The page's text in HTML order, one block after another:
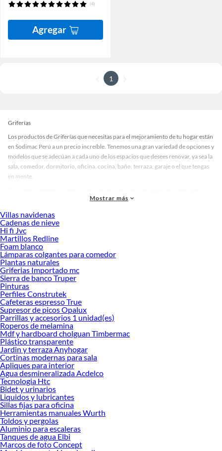
(4)
Agregar
1
Griferías
Los productos de Griferías que necesitas para el mejoramiento de tu hogar están
en Sodimac Perú a un precio increíble. Tenemos una gran variedad de opciones y
modelos que se adecúan a cada uno de los espacios que desees renovar, ya sea la
sala, comedor, dormitorio, oficina, cocina, baño, terraza, garaje o el que tengas
en mente.
medidas, colores y demás características específicas de tu preferencia. Recuerda
proyectos en las mejores marcas de calidad y con garantía.
Precios de Griferías en Sodimac Perú
Si buscar ahorrar, estás en la tienda correcta porque en Sodimac tenemos
nuestra política de precios bajos garantizados en Griferías, así que no dudes más
y compra online este producto con sus complementos para que termines tu
proyecto al 100% a un costo económico. Además, elige entre las opciones de
delivery o recojo en tienda.
Las mejores marcas de Griferías
Sabemos que la calidad, confianza y seguridad son factores importantes al
momento de decidir qué modelo comprar, por ello contamos con una amplia
oferta de marcas prestigiosas y reconocidas en Griferías. De esta manera,
inviertes en durabilidad, rendimiento, excelencia y satisfacción garantizada.
Mostrar más
Villas navidenas
Cadenas de nieve
Hi fi Jvc
Martillos Redline
Foam blanco
Lámparas colgantes para comedor
Plantas naturales
Griferias Importado mc
Sierra de banco Truper
Pinturas
Perfiles Construtek
Cafeteras espresso True
Supresor de picos Opalux
Parrillas y accesorios 1 unidad(es)
Roperos de melamina
Mdf y hardboard cholguan Timbermac
Plástico transparente
Jardin y terraza Anyhogar
Cortinas modernas para sala
Apliques para interior
Agua desmineralizada Acdelco
Tecnologia Htc
Bidet y urinarios
Liquidos y lubricantes
Sillas fijas para oficina
Herramientas manuales Wurth
Toldos y pergolas
Aluminio para escaleras
Tanques de agua Elbi
Marcos de foto Concept